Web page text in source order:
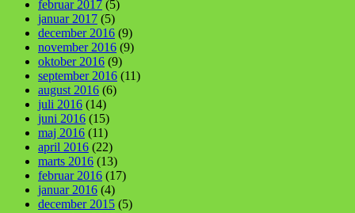
februar 2017 (5)
januar 2017 (5)
december 2016 (9)
november 2016 (9)
oktober 2016 (9)
september 2016 (11)
august 2016 (6)
juli 2016 (14)
juni 2016 (15)
maj 2016 (11)
april 2016 (22)
marts 2016 (13)
februar 2016 (17)
januar 2016 (4)
december 2015 (5)